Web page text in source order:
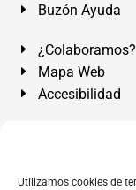
Utilizamos cookies de
Buzón Ayuda
¿Colaboramos?
Mapa Web
Accesibilidad
Álvarez
de Tenerife. Islas